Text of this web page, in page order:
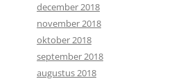
december 2018
november 2018
oktober 2018
september 2018
augustus 2018